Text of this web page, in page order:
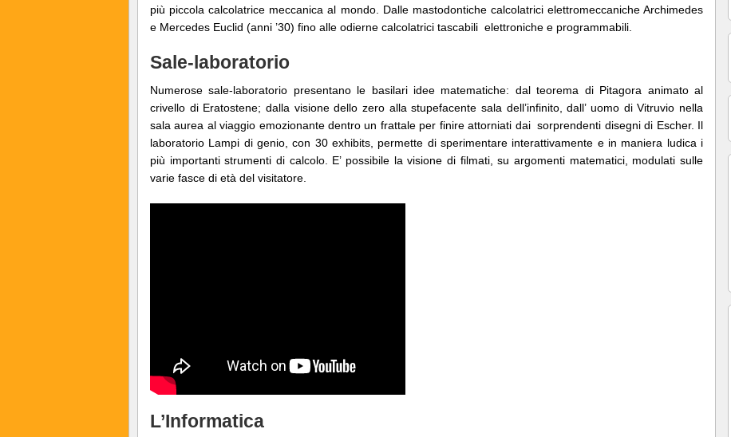
più piccola calcolatrice meccanica al mondo. Dalle mastodontiche calcolatrici elettromeccaniche Archimedes
e Mercedes Euclid (anni ’30) fino alle odierne calcolatrici tascabili elettroniche e programmabili.
Sale-laboratorio
Numerose sale-laboratorio presentano le basilari idee matematiche: dal teorema di Pitagora animato al
crivello di Eratostene; dalla visione dello zero alla stupefacente sala dell’infinito, dall’ uomo di Vitruvio nella
sala aurea al viaggio emozionante dentro un frattale per finire attorniati dai sorprendenti disegni di Escher. Il
laboratorio Lampi di genio, con 30 exhibits, permette di sperimentare interattivamente e in maniera ludica i
più importanti strumenti di calcolo. E’ possibile la visione di filmati, su argomenti matematici, modulati sulle
varie fasce di età del visitatore.
L’Informatica